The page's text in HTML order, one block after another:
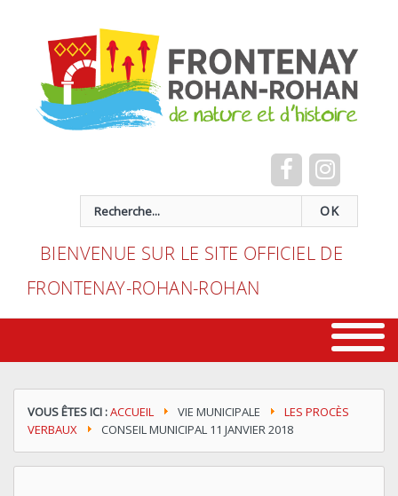
OK
BIENVENUE SUR LE SITE OFFICIEL DE
FRONTENAY-ROHAN-ROHAN
VOUS ÊTES ICI :ACCUEIL VIE MUNICIPALE
LES PROCÈS
VERBAUX
CONSEIL MUNICIPAL 11 JANVIER 2018